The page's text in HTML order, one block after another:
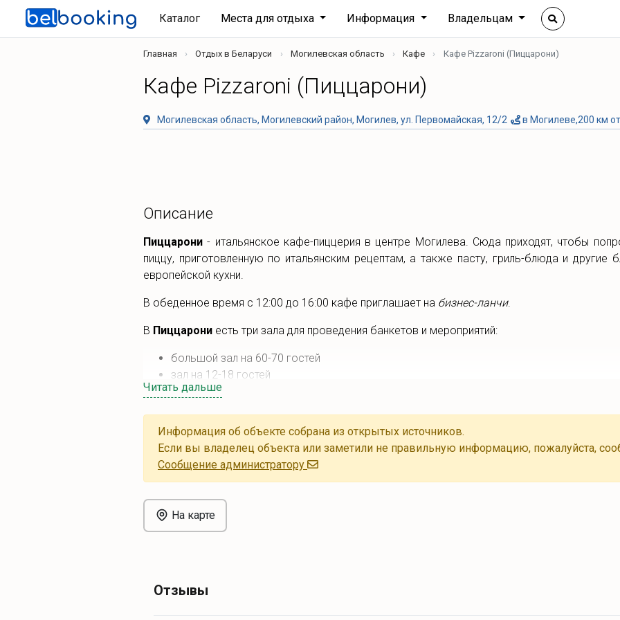
Каталог Места для отдыха Информация Владельцам
Главная Отдых в Беларуси Могилевская область Кафе Кафе Pizzaroni (Пиццарони)
Кафе Pizzaroni (Пиццарони)
Могилевская область, Могилевский район, Могилев, ул. Первомайская, 12/2 в Могилеве,200 км
Описание
Пиццарони - итальянское кафе-пиццерия в центре Могилева. Сюда приходят, чтобы
пиццу, приготовленную по итальянским рецептам, а также пасту, гриль-блюда и другие
европейской кухни.
В обеденное время с 12:00 до 16:00 кафе приглашает на бизнес-ланчи.
В Пиццарони есть три зала для проведения банкетов и мероприятий:
большой зал на 60-70 гостей
зал на 12-18 гостей
vip-зал на 12 человек
Читать дальше
Информация об объекте собрана из открытых источников.
Если вы владелец объекта или заметили не правильную информацию, пожалуйста,
Cообщение администратору
На карте
Отзывы